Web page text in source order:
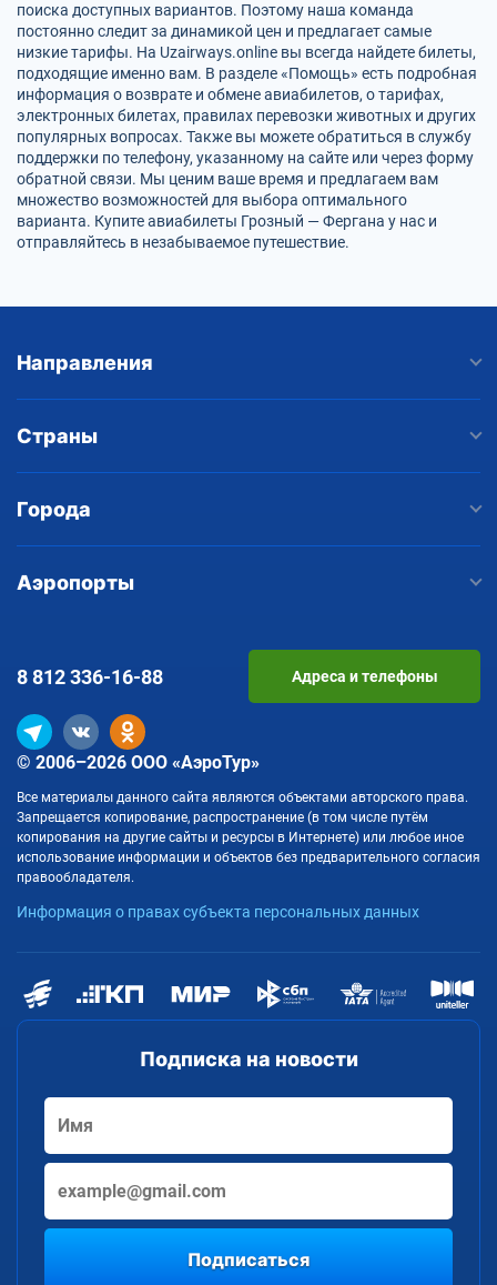
поиска доступных вариантов. Поэтому наша команда
постоянно следит за динамикой цен и предлагает самые
низкие тарифы. На Uzairways.online вы всегда найдете билеты,
подходящие именно вам. В разделе «Помощь» есть подробная
информация о возврате и обмене авиабилетов, о тарифах,
электронных билетах, правилах перевозки животных и других
популярных вопросах. Также вы можете обратиться в службу
поддержки по телефону, указанному на сайте или через форму
обратной связи. Мы ценим ваше время и предлагаем вам
множество возможностей для выбора оптимального
варианта. Купите авиабилеты Грозный — Фергана у нас и
отправляйтесь в незабываемое путешествие.
Направления
Страны
Города
Аэропорты
Подписка на новости
Подписаться
© 2006–2026 ООО «АэроТур»
Все материалы данного сайта являются объектами авторского права.
Запрещается копирование, распространение (в том числе путём
копирования на другие сайты и ресурсы в Интернете) или любое иное
использование информации и объектов без предварительного согласия
правообладателя.
Информация о правах субъекта персональных данных
8 812336-16-88 Адреса и телефоны